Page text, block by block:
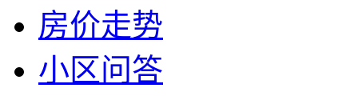
房价走势
小区问答